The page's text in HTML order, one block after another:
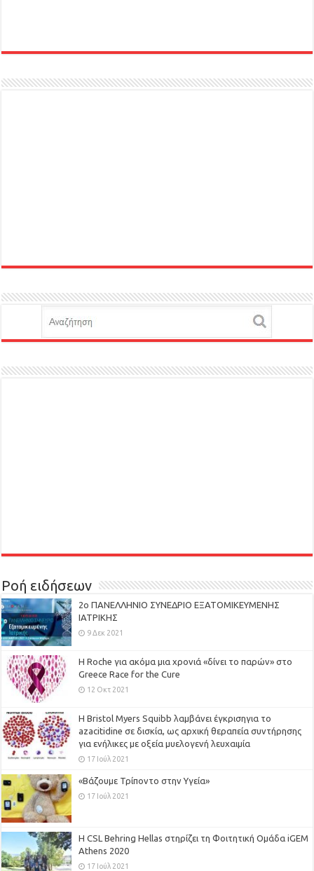
Ροή ειδήσεων
2ο ΠΑΝΕΛΛΗΝΙΟ ΣΥΝΕΔΡΙΟ ΕΞΑΤΟΜΙΚΕΥΜΕΝΗΣ
ΙΑΤΡΙΚΗΣ
9 Δεκ 2021
H Roche για ακόμα μια χρονιά «δίνει το παρών» στο
Greece Race for the Cure
12 Οκτ 2021
Η Bristol Myers Squibb λαμβάνει έγκρισηγια το
azacitidine σε δισκία, ως αρχική θεραπεία συντήρησης
για ενήλικες με οξεία μυελογενή λευχαιμία
17 Ιούλ 2021
«Βάζουμε Τρίποντο στην Υγεία»
17 Ιούλ 2021
H CSL Behring Hellas στηρίζει τη Φοιτητική Ομάδα iGEM
Athens 2020
17 Ιούλ 2021